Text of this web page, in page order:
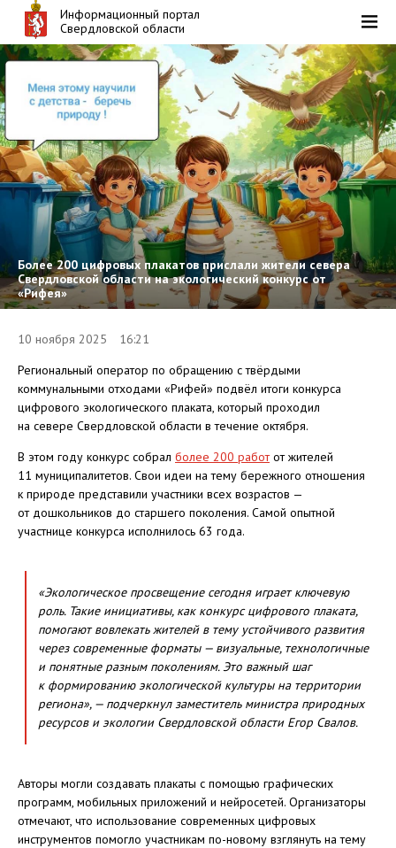
Информационный портал
Свердловской области
Более 200 цифровых плакатов прислали жители севера
Свердловской области на экологический конкурс от
«Рифея»
10 ноября 2025 16:21
Региональный оператор по обращению с твёрдыми
коммунальными отходами «Рифей» подвёл итоги конкурса
цифрового экологического плаката, который проходил
на севере Свердловской области в течение октября.
В этом году конкурс собрал более 200 работот жителей
11 муниципалитетов. Свои идеи на тему бережного отношения
к природе представили участники всех возрастов —
от дошкольников до старшего поколения. Самой опытной
участнице конкурса исполнилось 63 года.
«Экологическое просвещение сегодня играет ключевую
роль. Такие инициативы, как конкурс цифрового плаката,
помогают вовлекать жителей в тему устойчивого развития
через современные форматы — визуальные, технологичные
и понятные разным поколениям. Это важный шаг
к формированию экологической культуры на территории
региона», — подчеркнул заместитель министра природных
ресурсов и экологии Свердловской области Егор Свалов.
Авторы могли создавать плакаты с помощью графических
программ, мобильных приложений и нейросетей. Организаторы
отмечают, что использование современных цифровых
инструментов помогло участникам по-новому взглянуть на тему